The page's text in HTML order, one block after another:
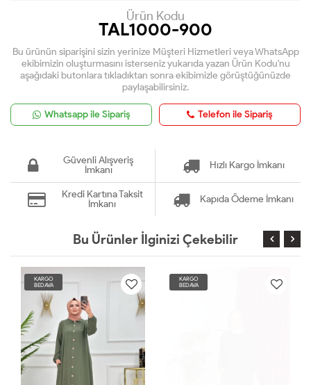
Ürün Kodu
TAL1000-900
Bu ürünün siparişini sizin yerinize Müşteri Hizmetleri veya WhatsApp
ekibimizin oluşturmasını isterseniz yukarıda yazan Ürün Kodu'nu
aşağıdaki butonlara tıkladıktan sonra ekibimizle görüştüğünüzde
paylaşabilirsiniz.
Whatsapp ile Sipariş Telefon ile Sipariş
Güvenli Alışveriş
İmkanı
Hızlı Kargo İmkanı
Kredi Kartına Taksit
İmkanı
Kapıda Ödeme İmkanı
Bu Ürünler İlginizi Çekebilir
KARGO
BEDAVA
KARGO
BEDAVA